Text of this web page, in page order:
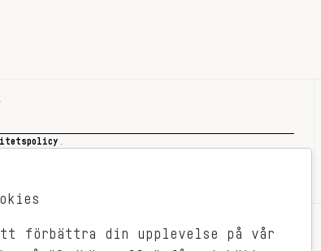
RECEPT OM OSS
förbättra din upplevelse på vår